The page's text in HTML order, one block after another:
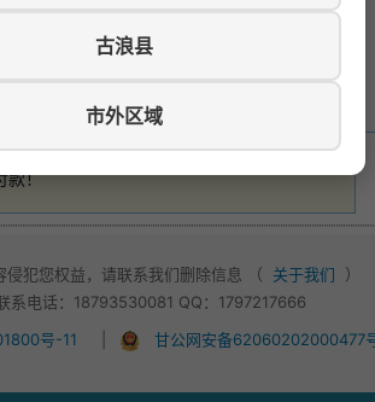
古浪县
市外区域
概不负责
款！
犯您权益，请联系我们删除信息 （ 关于我们 ）
系电话：18793530081 QQ：1797217666
号-11
甘公网安备62060202000477